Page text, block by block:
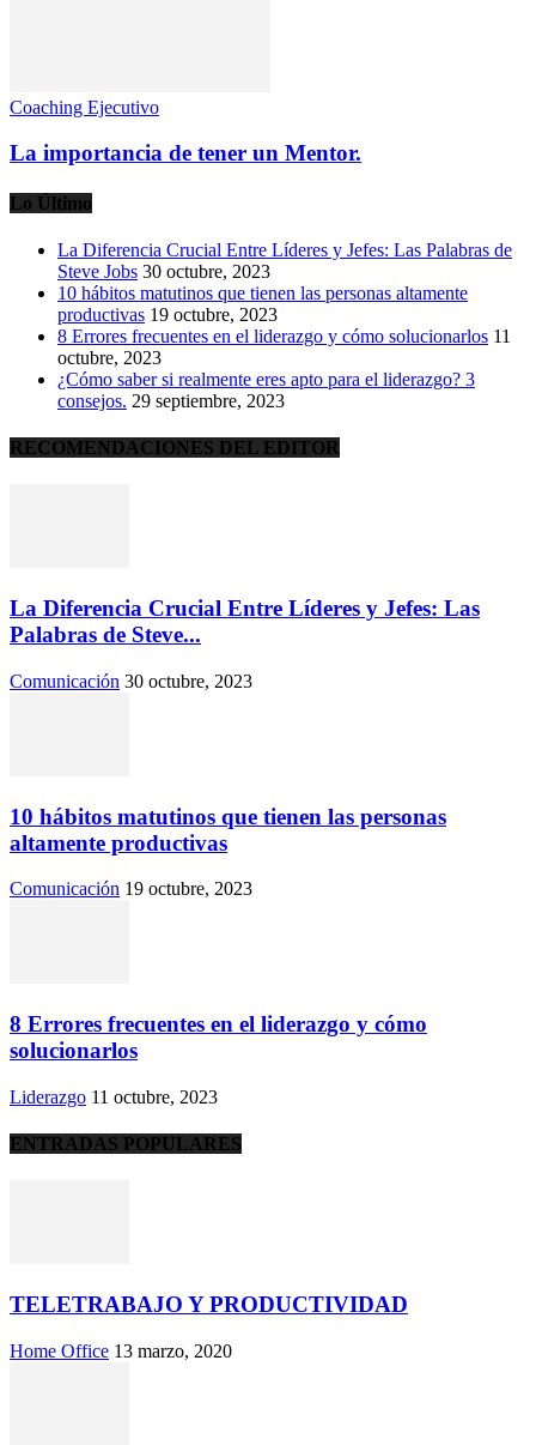
Coaching Ejecutivo
La importancia de tener un Mentor.
Lo Último
La Diferencia Crucial Entre Líderes y Jefes: Las Palabras de
Steve Jobs 30 octubre, 2023
10 hábitos matutinos que tienen las personas altamente
productivas 19 octubre, 2023
8 Errores frecuentes en el liderazgo y cómo solucionarlos 11
octubre, 2023
¿Cómo saber si realmente eres apto para el liderazgo? 3
consejos. 29 septiembre, 2023
RECOMENDACIONES DEL EDITOR
La Diferencia Crucial Entre Líderes y Jefes: Las
Palabras de Steve...
Comunicación 30 octubre, 2023
10 hábitos matutinos que tienen las personas
altamente productivas
Comunicación 19 octubre, 2023
8 Errores frecuentes en el liderazgo y cómo
solucionarlos
Liderazgo 11 octubre, 2023
ENTRADAS POPULARES
TELETRABAJO Y PRODUCTIVIDAD
Home Office 13 marzo, 2020